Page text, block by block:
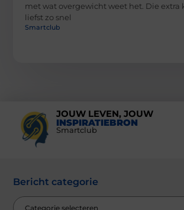
met wat overgewicht weet het. Die extra
liefst zo snel
Smartclub
JOUW LEVEN, JOUW
INSPIRATIEBRON
Smartclub
Bericht categorie